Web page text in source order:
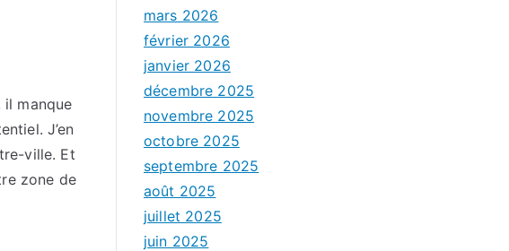
il manque
J’en
ville. Et
zone de
mars 2026
février 2026
janvier 2026
décembre 2025
novembre 2025
octobre 2025
septembre 2025
août 2025
juillet 2025
juin 2025